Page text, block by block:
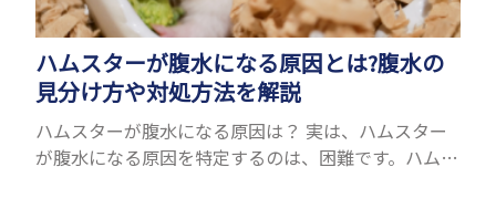
ハムスターが腹水になる原因とは?腹水の
見分け方や対処方法を解説
ハムスターが腹水になる原因は？ 実は、ハムスター
が腹水になる原因を特定するのは、困難です。ハムス